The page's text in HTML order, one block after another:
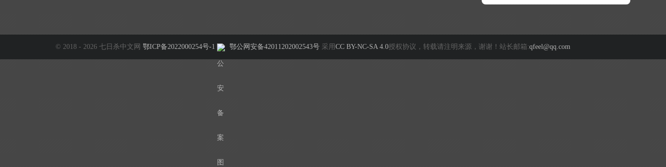
© 2018 - 2026 七日杀中文网 鄂ICP备2022000254号-1 鄂公网安备42011202002543号 采用 CC BY-NC-SA 4.0授权协议，转载请注明来源，谢谢！站长邮箱:qfeel@qq.com